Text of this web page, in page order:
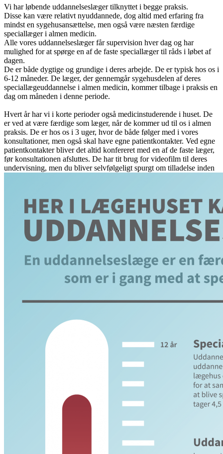
Vi har løbende uddannelseslæger tilknyttet i begge praksis.
Disse kan være relativt nyuddannede, dog altid med erfaring fra
mindst en sygehusansættelse, men også være næsten færdige
speciallæger i almen medicin.
Alle vores uddannelseslæger får supervision hver dag og har
mulighed for at spørge en af de faste speciallæger til råds i løbet af
dagen.
De er både dygtige og grundige i deres arbejde. De er typisk hos os i
6-12 måneder. De læger, der gennemgår sygehusdelen af deres
speciallægeuddannelse i almen medicin, kommer tilbage i praksis en
dag om måneden i denne periode.
Hvert år har vi i korte perioder også medicinstuderende i huset. De
er ved at være færdige som læger, når de kommer ud til os i almen
praksis. De er hos os i 3 uger, hvor de både følger med i vores
konsultationer, men også skal have egne patientkontakter. Ved egne
patientkontakter bliver det altid konfereret med en af de faste læger,
før konsultationen afsluttes. De har tit brug for videofilm til deres
undervisning, men du bliver selvfølgeligt spurgt om tilladelse inden